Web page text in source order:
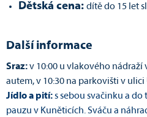
Dětská cena: dítě do 15 let
Další informace
Sraz:v 10:00 u vlakového
autem, v 10:30 na parkovišti v
Jídlo a pití:s sebou svačinku a do
pauzu v Kuněticích. Sváču a